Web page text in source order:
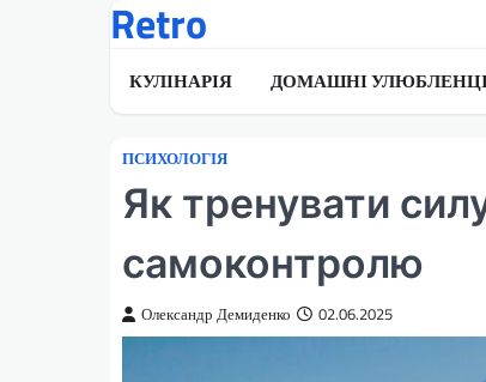
Retro
КУЛІНАРІЯ ДОМАШНІ
ПСИХОЛОГІЯ
Як тренувати
самоконтролю
Олександр Демиденко 02.06.2025